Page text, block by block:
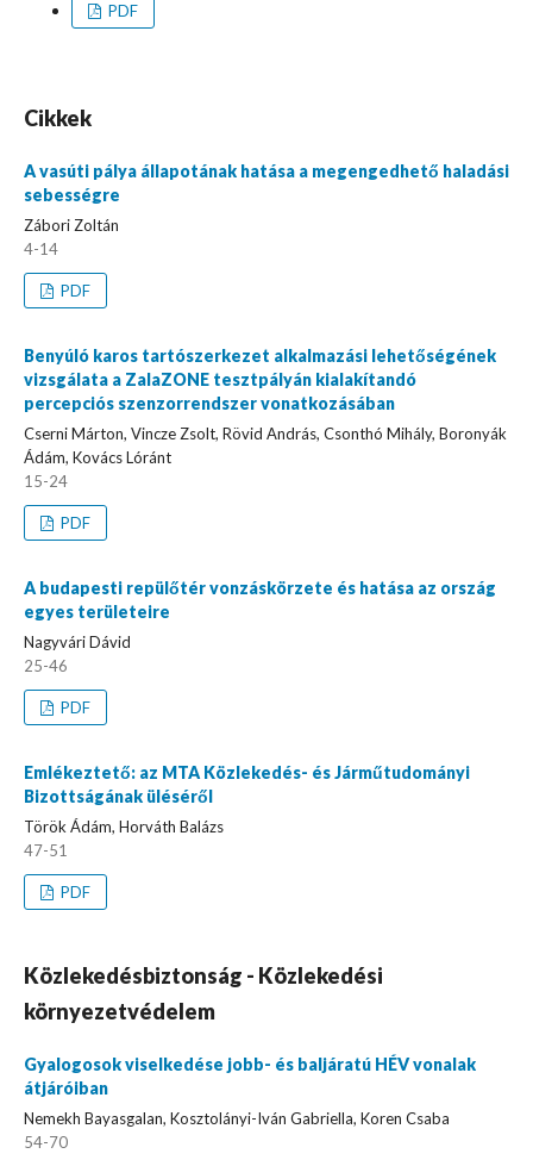
PDF
Cikkek
A vasúti pálya állapotának hatása a megengedhető haladási
sebességre
Zábori Zoltán
4-14
PDF
Benyúló karos tartószerkezet alkalmazási lehetőségének
vizsgálata a ZalaZONE tesztpályán kialakítandó
percepciós szenzorrendszer vonatkozásában
Cserni Márton, Vincze Zsolt, Rövid András, Csonthó Mihály, Boronyák
Ádám, Kovács Lóránt
15-24
PDF
A budapesti repülőtér vonzáskörzete és hatása az ország
egyes területeire
Nagyvári Dávid
25-46
PDF
Emlékeztető: az MTA Közlekedés- és Járműtudományi
Bizottságának üléséről
Török Ádám, Horváth Balázs
47-51
PDF
Közlekedésbiztonság - Közlekedési
környezetvédelem
Gyalogosok viselkedése jobb- és baljáratú HÉV vonalak
átjáróiban
Nemekh Bayasgalan, Kosztolányi-Iván Gabriella, Koren Csaba
54-70